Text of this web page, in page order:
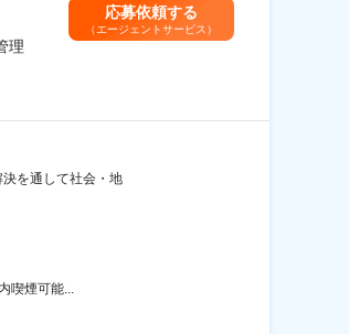
理
応募依頼する
（エージェントサービス）
を通して社会・地
煙可能...